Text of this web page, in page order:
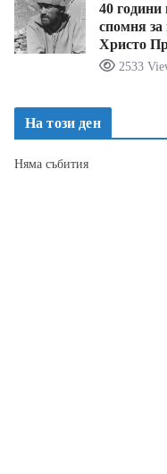
40
спомня за
Христо
2533
На този ден
Няма събития